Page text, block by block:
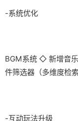
-系统优化
BGM系统 ◇ 新增音
件筛选器（多维度检索
-互动玩法升级